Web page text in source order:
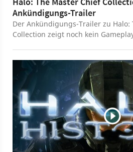
Ankündigungs-Trailer
Der Ankündigungs-Trailer zu Halo:
Collection zeigt noch kein
Collection enthällt alle Master-
erscheint exklusiv für die Xbox
Anniversary-Edition von Halo 2.